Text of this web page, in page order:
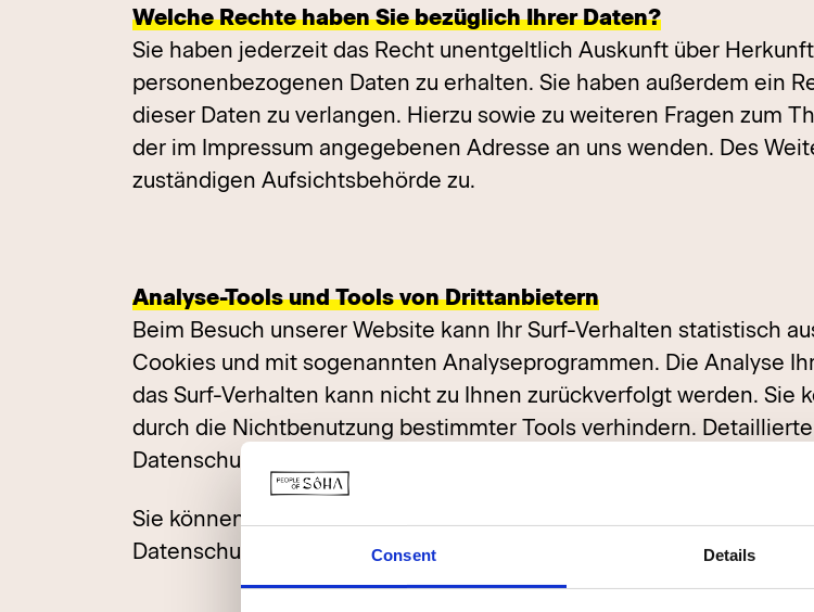
Consent Details
Welche Rechte haben Sie bezüglich Ihrer Daten?
Sie haben jederzeit das Recht unentgeltlich Auskunft über
personenbezogenen Daten zu erhalten. Sie haben außerdem ein
dieser Daten zu verlangen. Hierzu sowie zu weiteren Fragen zum
der im Impressum angegebenen Adresse an uns wenden. Des
zuständigen Aufsichtsbehörde zu.
Analyse-Tools und Tools von Drittanbietern
Beim Besuch unserer Website kann Ihr Surf-Verhalten statistisch
Cookies und mit sogenannten Analyseprogrammen. Die Analyse
das Surf-Verhalten kann nicht zu Ihnen zurückverfolgt werden. Sie
durch die Nichtbenutzung bestimmter Tools verhindern.
Datenschutzhinweisen.
Sie können dieser Analyse widersprechen. Über die
Datenschutzhinweisen informieren.